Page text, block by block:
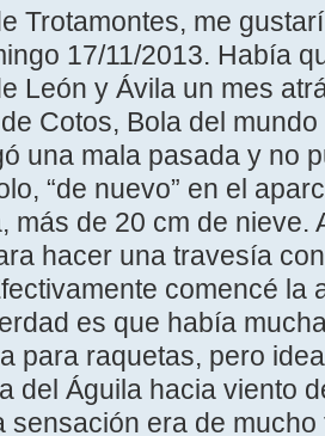
Trotamontes, me
17/11/2013. Había
León y Ávila un mes
Cotos, Bola del
una mala pasada y no
“de nuevo” en el
más de 20 cm de nieve.
hacer una travesía
comencé la
es que había
para raquetas, pero
del Águila hacia viento
sensación era de